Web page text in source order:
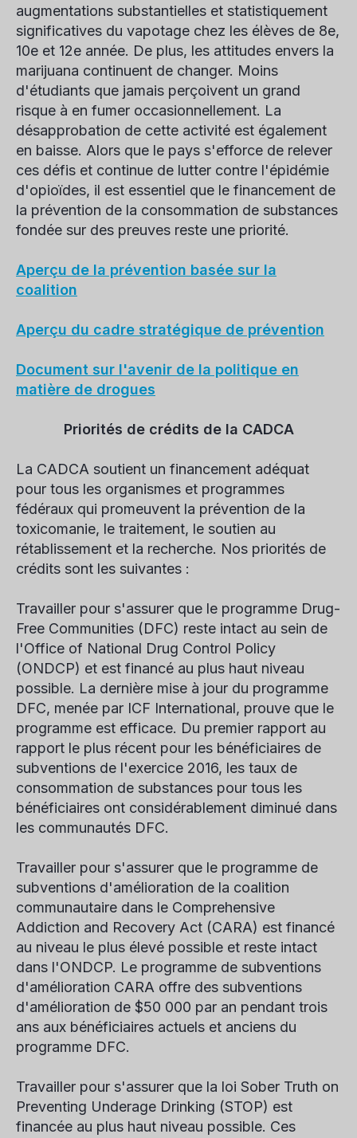
augmentations substantielles et statistiquement
significatives du vapotage chez les élèves de 8e,
10e et 12e année. De plus, les attitudes envers la
marijuana continuent de changer. Moins
d'étudiants que jamais perçoivent un grand
risque à en fumer occasionnellement. La
désapprobation de cette activité est également
en baisse. Alors que le pays s'efforce de relever
ces défis et continue de lutter contre l'épidémie
d'opioïdes, il est essentiel que le financement de
la prévention de la consommation de substances
fondée sur des preuves reste une priorité.
Aperçu de la prévention basée sur la
coalition
Aperçu du cadre stratégique de prévention
Document sur l'avenir de la politique en
matière de drogues
Priorités de crédits de la CADCA
La CADCA soutient un financement adéquat
pour tous les organismes et programmes
fédéraux qui promeuvent la prévention de la
toxicomanie, le traitement, le soutien au
rétablissement et la recherche. Nos priorités de
crédits sont les suivantes :
Travailler pour s'assurer que le programme Drug-
Free Communities (DFC) reste intact au sein de
l'Office of National Drug Control Policy
(ONDCP) et est financé au plus haut niveau
possible. La dernière mise à jour du programme
DFC, menée par ICF International, prouve que le
programme est efficace. Du premier rapport au
rapport le plus récent pour les bénéficiaires de
subventions de l'exercice 2016, les taux de
consommation de substances pour tous les
bénéficiaires ont considérablement diminué dans
les communautés DFC.
Travailler pour s'assurer que le programme de
subventions d'amélioration de la coalition
communautaire dans le Comprehensive
Addiction and Recovery Act (CARA) est financé
au niveau le plus élevé possible et reste intact
dans l'ONDCP. Le programme de subventions
d'amélioration CARA offre des subventions
d'amélioration de $50 000 par an pendant trois
ans aux bénéficiaires actuels et anciens du
programme DFC.
Travailler pour s'assurer que la loi Sober Truth on
Preventing Underage Drinking (STOP) est
financée au plus haut niveau possible. Ces